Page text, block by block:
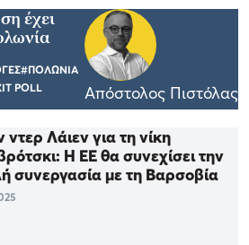
έχει
#ΠΟΛΩΝΙΑ
POLL Απόστολος Πιστόλας
ντερ Λάιεν για τη νίκη
Η ΕΕ θα συνεχίσει την
συνεργασία με τη Βαρσοβία